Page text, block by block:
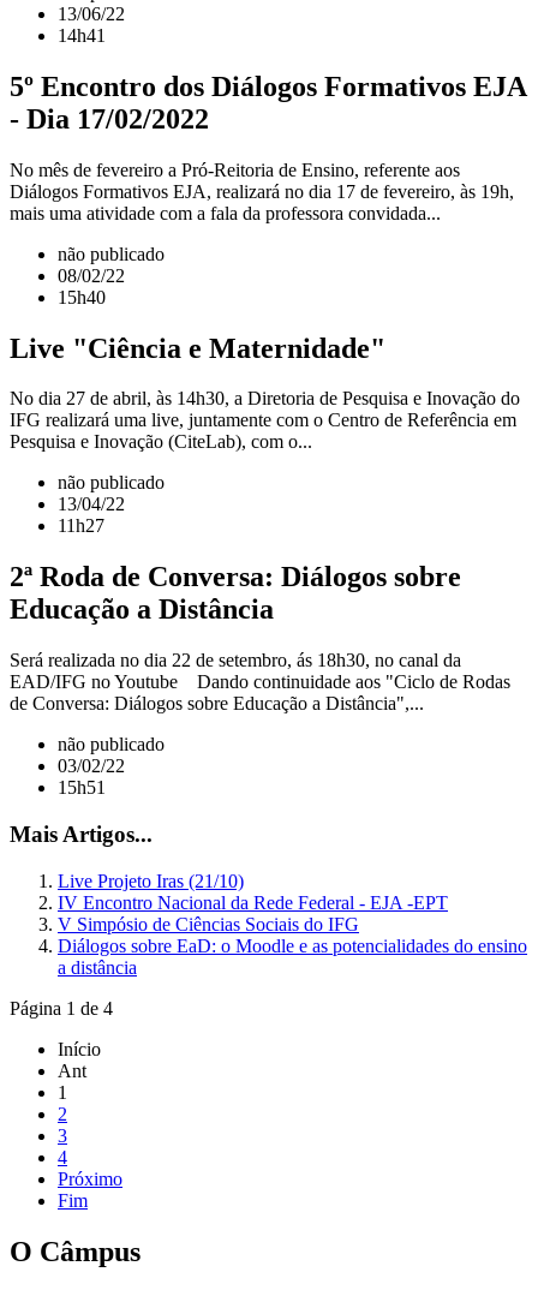
13/06/22
14h41
5º Encontro dos Diálogos Formativos EJA
- Dia 17/02/2022
No mês de fevereiro a Pró-Reitoria de Ensino, referente aos
Diálogos Formativos EJA, realizará no dia 17 de fevereiro, às 19h,
mais uma atividade com a fala da professora convidada...
não publicado
08/02/22
15h40
Live "Ciência e Maternidade"
No dia 27 de abril, às 14h30, a Diretoria de Pesquisa e Inovação do
IFG realizará uma live, juntamente com o Centro de Referência em
Pesquisa e Inovação (CiteLab), com o...
não publicado
13/04/22
11h27
2ª Roda de Conversa: Diálogos sobre
Educação a Distância
Será realizada no dia 22 de setembro, ás 18h30, no canal da
EAD/IFG no Youtube Dando continuidade aos "Ciclo de Rodas
de Conversa: Diálogos sobre Educação a Distância",...
não publicado
03/02/22
15h51
Mais Artigos...
Live Projeto Iras (21/10)
IV Encontro Nacional da Rede Federal - EJA -EPT
V Simpósio de Ciências Sociais do IFG
Diálogos sobre EaD: o Moodle e as potencialidades do ensino
a distância
Página 1 de 4
Início
Ant
1
2
3
4
Próximo
Fim
O Câmpus